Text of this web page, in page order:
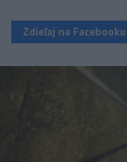
Zdieľaj na Facebooku